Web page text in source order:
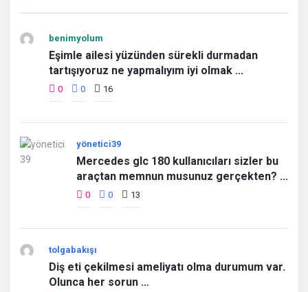
benimyolum
Eşimle ailesi yüzünden sürekli durmadan
tartışıyoruz ne yapmalıyım iyi olmak ...
0 0 16
yönetici39
Mercedes glc 180 kullanıcıları sizler bu
araçtan memnun musunuz gerçekten? ...
0 0 13
tolgabakışı
Diş eti çekilmesi ameliyatı olma durumum var.
Olunca her sorun ...